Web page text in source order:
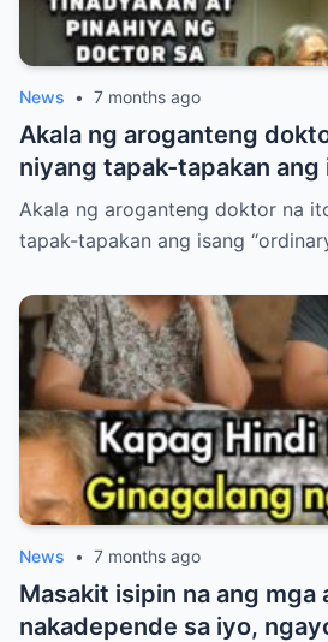
News • 7 months ago
Akala ng aroganteng
niyang tapak-tapakan ang
“ordinaryong” lola dahil
anyo.
Akala ng aroganteng doktor na
tapak-tapakan ang isang
News • 7 months ago
Masakit isipin na ang mga
nakadepende sa iyo,